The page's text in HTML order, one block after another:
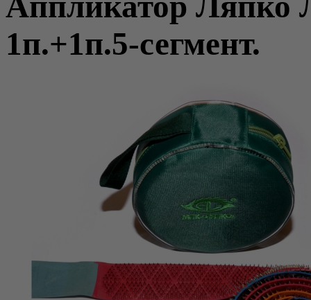
1п.+1п.5-сегмент.